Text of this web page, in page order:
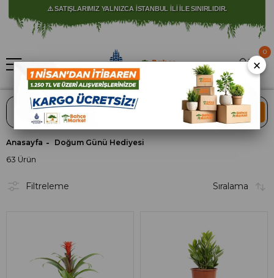
🚀 1250 TL ÜZERİ ALIŞVERİŞLERDE KARGO ÜCRETSİZ!
⚠️ SATIŞLARIMIZ YALNIZCA İSTANBUL İLİ İLE SINIRLIDIR.
ARA
0
Anasayfa
Doğum Günü Hediyesi
63 Ürün
Filtreleme Sıralama
×